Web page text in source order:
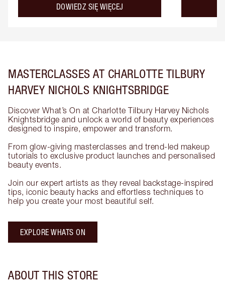
DOWIEDZ SIĘ WIĘCEJ
MASTERCLASSES AT CHARLOTTE TILBURY
HARVEY NICHOLS KNIGHTSBRIDGE
Discover What’s On at Charlotte Tilbury Harvey Nichols
Knightsbridge and unlock a world of beauty experiences
designed to inspire, empower and transform.
From glow-giving masterclasses and trend-led makeup
tutorials to exclusive product launches and personalised
beauty events.
Join our expert artists as they reveal backstage-inspired
tips, iconic beauty hacks and effortless techniques to
help you create your most beautiful self.
EXPLORE WHATS ON
ABOUT THIS STORE